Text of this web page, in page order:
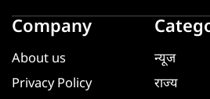
Company
About us
Privacy Policy
न्यूज
राज्य